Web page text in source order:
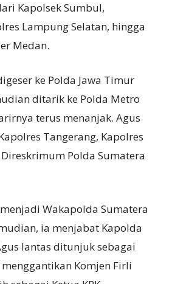
Kapolsek Sumbul,
Lampung Selatan, hingga
Medan.
ke Polda Jawa Timur
ditarik ke Polda Metro
terus menanjak. Agus
Tangerang, Kapolres
Polda Sumatera
Wakapolda Sumatera
ia menjabat Kapolda
lantas ditunjuk sebagai
Komjen Firli